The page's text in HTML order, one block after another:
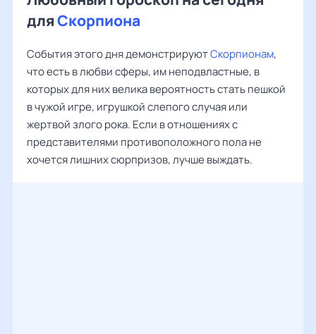
дляСкорпиона
События этого дня демонстрируютСкорпионам,
что есть в любви сферы, им неподвластные, в
которых для них велика вероятность стать пешкой
в чужой игре, игрушкой слепого случая или
жертвой злого рока. Если в отношениях с
представителями противоположного пола не
хочется лишних сюрпризов, лучше выждать.